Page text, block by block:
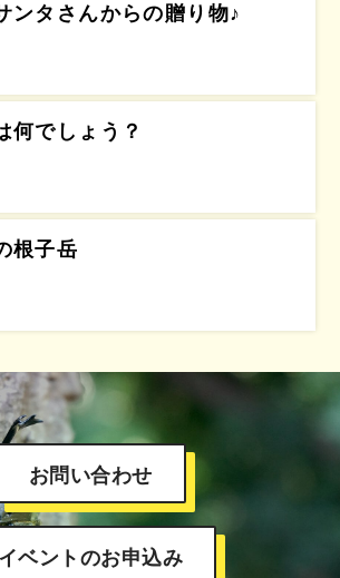
ンタさんからの贈り物♪
何でしょう？
根子岳
お問い合わせ
イベントのお申込み